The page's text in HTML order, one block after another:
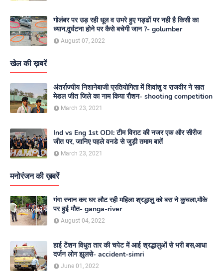
गोलंबर पर उड़ रही धूल व उभरे हुए गड्ढों पर नही है किसी का
ध्यान,दुर्घटना होने पर कैसे बचेगी जान ?- golumber
August 07, 2022
खेल की ख़बरें
अंतर्राज्यीय निशानेबाजी प्रतियोगिता में शिवांशु व राजवीर ने सात
मेडल जीत जिले का नाम किया रौशन- shooting competition
March 23, 2021
Ind vs Eng 1st ODI: टीम विराट की नजर एक और सीरीज
जीत पर, जानिए पहले वनडे से जुड़ी तमाम बातें
March 23, 2021
मनोरंजन की ख़बरें
गंगा स्नान कर घर लौट रही महिला श्रद्धालु को बस ने कुचला,मौके
पर हुई मौत- ganga-river
August 04, 2022
हाई टेंशन विधुत तार की चपेट में आई श्रद्धालुओं से भरी बस,आधा
दर्जन लोग झुलसे- accident-simri
June 01, 2022